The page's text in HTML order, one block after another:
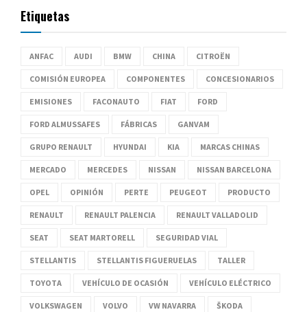
Etiquetas
ANFAC AUDI BMW CHINA CITROËN
COMISIÓN EUROPEA COMPONENTES CONCESIONARIOS
EMISIONES FACONAUTO FIAT FORD
FORD ALMUSSAFES FÁBRICAS GANVAM
GRUPO RENAULT HYUNDAI KIA MARCAS CHINAS
MERCADO MERCEDES NISSAN NISSAN BARCELONA
OPEL OPINIÓN PERTE PEUGEOT PRODUCTO
RENAULT RENAULT PALENCIA RENAULT VALLADOLID
SEAT SEAT MARTORELL SEGURIDAD VIAL
STELLANTIS STELLANTIS FIGUERUELAS TALLER
TOYOTA VEHÍCULO DE OCASIÓN VEHÍCULO ELÉCTRICO
VOLKSWAGEN VOLVO VW NAVARRA ŠKODA